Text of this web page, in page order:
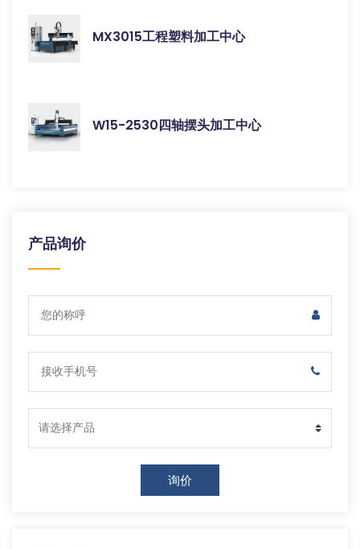
MX3015工程塑料加工中心
W15-2530四轴摆头加工中心
产品询价
询价